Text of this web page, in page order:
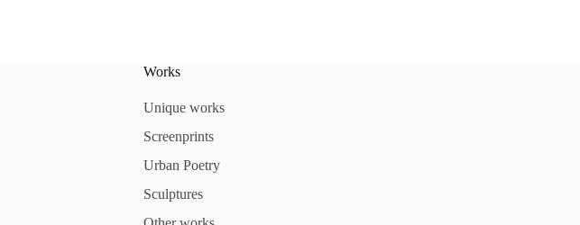
Works
Unique works
Screenprints
Urban Poetry
Sculptures